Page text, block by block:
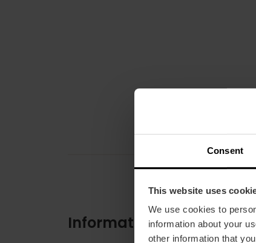
Consent
This website uses
We use cookies to
information about your
other information that
Informations pratiques